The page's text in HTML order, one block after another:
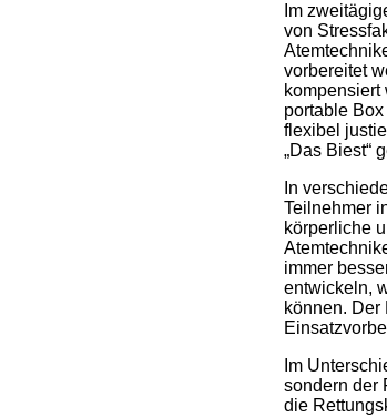
Im
von
vorbereitet
portable
flexibel
„Das Biest“
In
Teilnehmer
körperliche
immer
entwickeln,
können. Der
Im
sondern der
die